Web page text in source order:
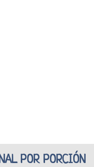
POR PORCIÓN